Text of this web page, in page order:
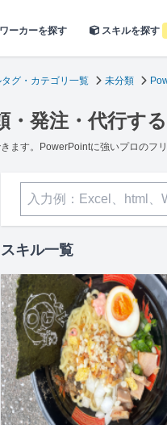
ワーカーを探す スキルを探す
タグ・カテゴリ一覧 未分類
発注・代行する
ます。PowerPointに強いプロのフ
スキル一覧